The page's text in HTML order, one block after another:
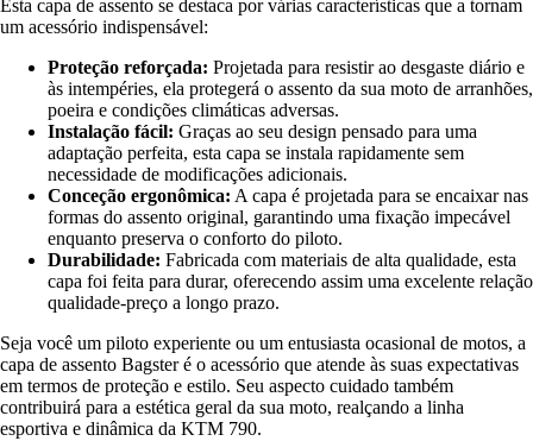
Esta capa de assento se destaca por várias características que a tornam
um acessório indispensável:
Proteção reforçada: Projetada para resistir ao desgaste diário e
às intempéries, ela protegerá o assento da sua moto de arranhões,
poeira e condições climáticas adversas.
Instalação fácil: Graças ao seu design pensado para uma
adaptação perfeita, esta capa se instala rapidamente sem
necessidade de modificações adicionais.
Conceção ergonômica: A capa é projetada para se encaixar nas
formas do assento original, garantindo uma fixação impecável
enquanto preserva o conforto do piloto.
Durabilidade: Fabricada com materiais de alta qualidade, esta
capa foi feita para durar, oferecendo assim uma excelente relação
qualidade-preço a longo prazo.
Seja você um piloto experiente ou um entusiasta ocasional de motos, a
capa de assento Bagster é o acessório que atende às suas expectativas
em termos de proteção e estilo. Seu aspecto cuidado também
contribuirá para a estética geral da sua moto, realçando a linha
esportiva e dinâmica da KTM 790.